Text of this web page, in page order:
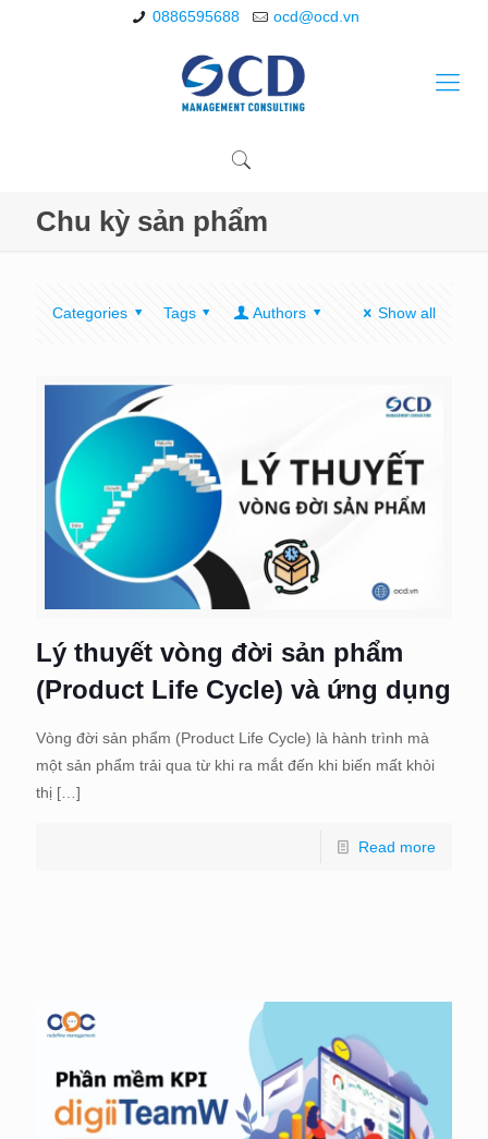
0886595688 ocd@ocd.vn
Chu kỳ sản phẩm
Categories Tags Authors Show all
Lý thuyết vòng đời sản phẩm
(Product Life Cycle) và ứng dụng
Vòng đời sản phẩm (Product Life Cycle) là hành trình mà
một sản phẩm trải qua từ khi ra mắt đến khi biến mất khỏi
thị […]
Read more